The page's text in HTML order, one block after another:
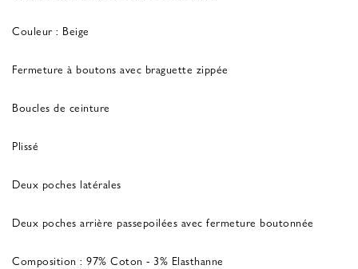
Couleur : Beige
Fermeture à boutons avec braguette zippée
Boucles de ceinture
Plissé
Deux poches latérales
Deux poches arrière passepoilées avec fermeture boutonnée
Composition : 97% Coton - 3% Elasthanne